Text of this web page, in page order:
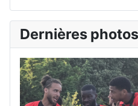
Dernières photos